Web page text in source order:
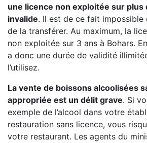
une licence non exploitée sur plus
invalide. Il est de ce fait impossible
de la transférer. Au maximum, la
non exploitée sur 3 ans à Bohars.
a donc une durée de validité
l’utilisez.
La vente de boissons alcoolisées
appropriée est un délit grave. Si
exemple de l’alcool dans votre
restauration sans licence, vous
votre restaurant. Les agents du